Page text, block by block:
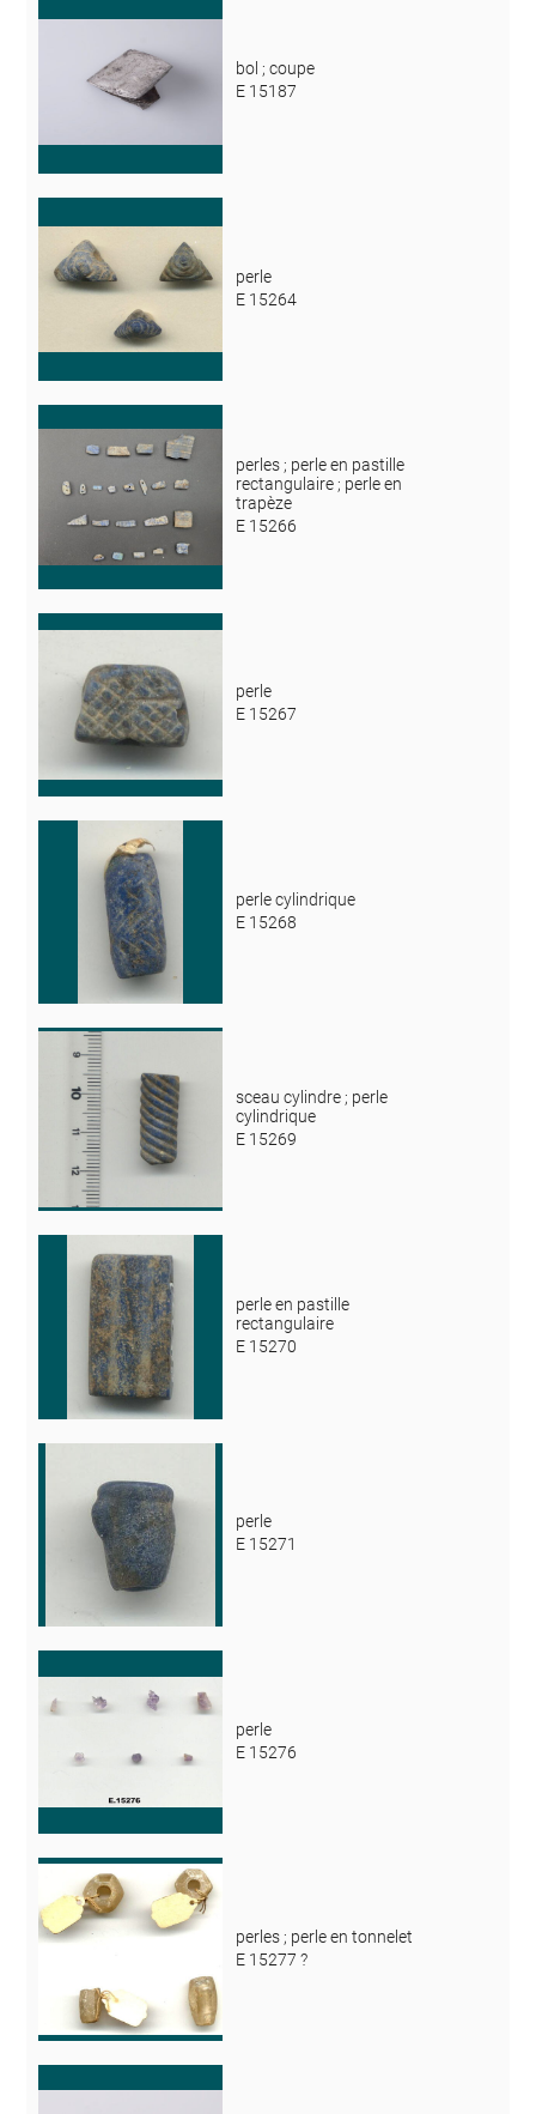
bol ; coupe
E 15187
perle
E 15264
perles ; perle en pastille
rectangulaire ; perle en
trapèze
E 15266
perle
E 15267
perle cylindrique
E 15268
sceau cylindre ; perle
cylindrique
E 15269
perle en pastille
rectangulaire
E 15270
perle
E 15271
perle
E 15276
perles ; perle en tonnelet
E 15277 ?